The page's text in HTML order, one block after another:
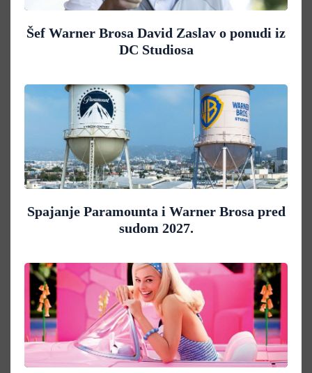
Šef Warner Brosa David Zaslav o ponudi iz
DC Studiosa
Spajanje Paramounta i Warner Brosa pred
sudom 2027.